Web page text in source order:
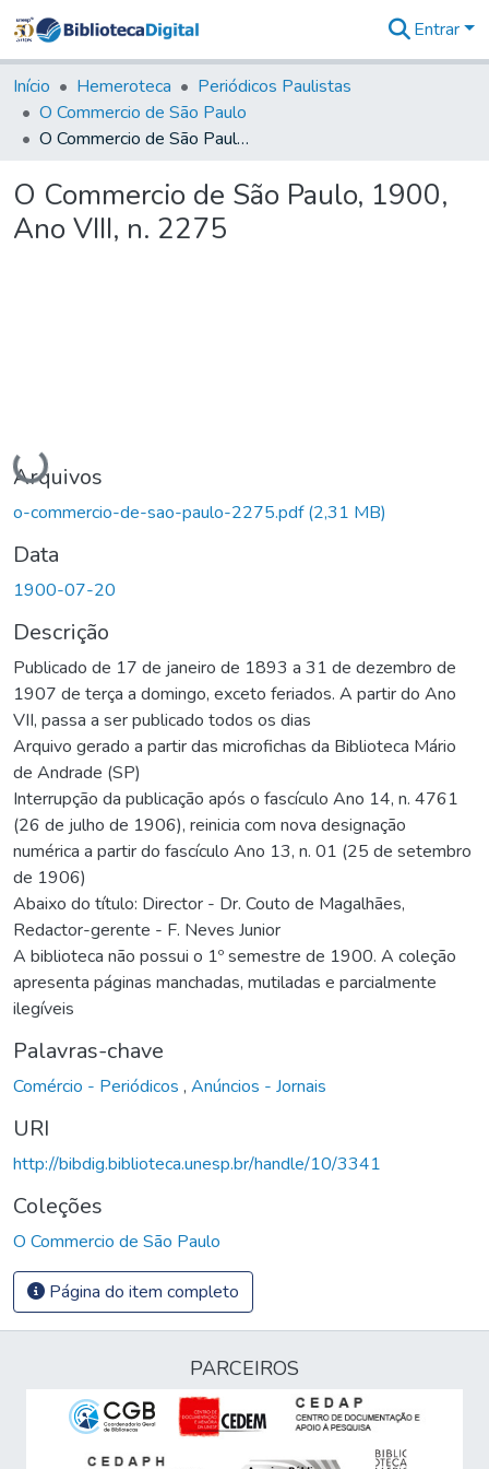
&
Coleções
Tudo na
Biblioteca
Estatísticas
Entrar
Início Hemeroteca
Periódicos Paulistas
O Commercio de São Paulo
O Commercio de São Paulo, 1900, Ano VIII, n. 2275
O Commercio de São Paulo, 1900,
Ano VIII, n. 2275
Carregando...
Arquivos
o-commercio-de-sao-paulo-2275.pdf(2,31 MB)
Data
1900-07-20
Descrição
Publicado de 17 de janeiro de 1893 a 31 de dezembro de
1907 de terça a domingo, exceto feriados. A partir do Ano
VII, passa a ser publicado todos os dias
Arquivo gerado a partir das microfichas da Biblioteca Mário
de Andrade (SP)
Interrupção da publicação após o fascículo Ano 14, n. 4761
(26 de julho de 1906), reinicia com nova designação
numérica a partir do fascículo Ano 13, n. 01 (25 de setembro
de 1906)
Abaixo do título: Director - Dr. Couto de Magalhães,
Redactor-gerente - F. Neves Junior
A biblioteca não possui o 1º semestre de 1900. A coleção
apresenta páginas manchadas, mutiladas e parcialmente
ilegíveis
Palavras-chave
Comércio - Periódicos , Anúncios - Jornais
URI
http://bibdig.biblioteca.unesp.br/handle/10/3341
Coleções
O Commercio de São Paulo
Página do item completo
PARCEIROS